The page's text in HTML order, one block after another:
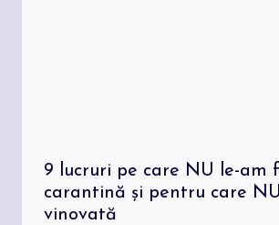
9 lucruri pe care NU le-am
carantină și pentru care
vinovată